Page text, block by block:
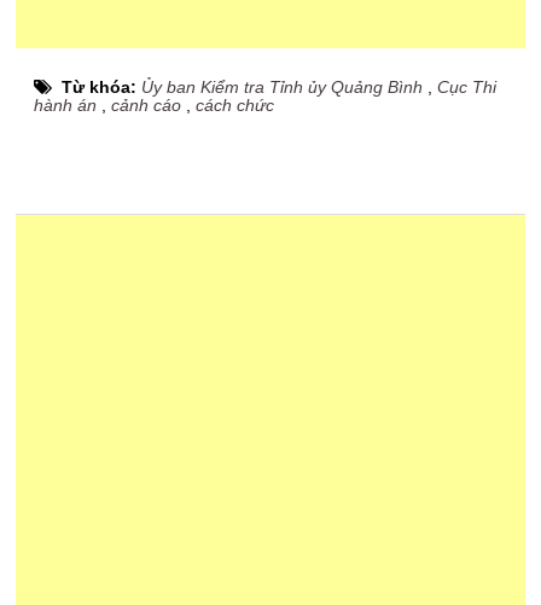
Từ khóa: Ủy ban Kiểm tra Tỉnh ủy Quảng Bình ,Cục Thi
hành án ,cảnh cáo ,cách chức